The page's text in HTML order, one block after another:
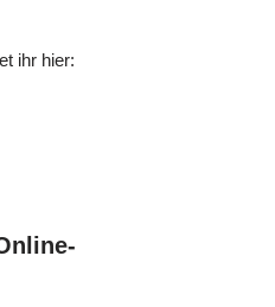
ihr hier: